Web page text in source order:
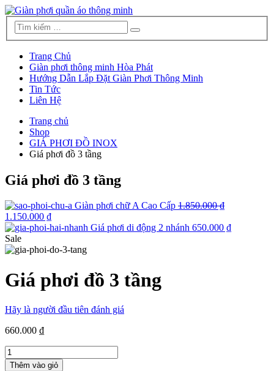
Trang Chủ
Giàn phơi thông minh Hòa Phát
Hướng Dẫn Lắp Đặt Giàn Phơi Thông Minh
Tin Tức
Liên Hệ
Trang chủ
Shop
GIÁ PHƠI ĐỒ INOX
Giá phơi đồ 3 tầng
Giá phơi đồ 3 tầng
Giàn phơi chữ A Cao Cấp 1.850.000 ₫
1.150.000 ₫
Giá phơi di động 2 nhánh 650.000 ₫
Sale
Giá phơi đồ 3 tầng
Hãy là người đầu tiên đánh giá
660.000 ₫
Thêm vào giỏ